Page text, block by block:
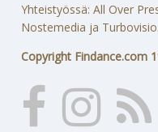
Yhteistyössä: All Over
Nostemedia ja
Copyright Findance.com